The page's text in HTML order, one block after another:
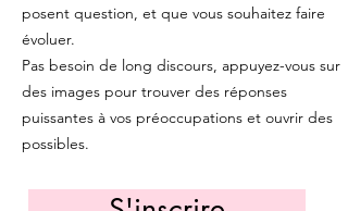
posent question, et que vous souhaitez faire
évoluer.
Pas besoin de long discours, appuyez-vous sur
des images pour trouver des réponses
puissantes à vos préoccupations et ouvrir des
possibles.